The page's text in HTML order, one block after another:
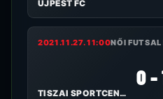
ÚJPEST FC
2021.11.27. 11:00NŐI FUTSAL
TISZAI SPORTCENTRUM
0 -